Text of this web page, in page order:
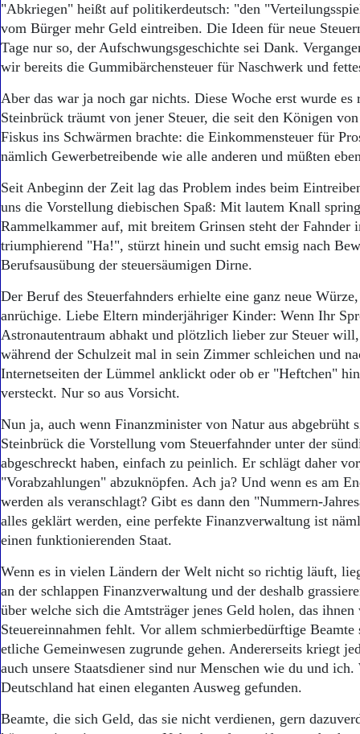
"Abkriegen" heißt auf politikerdeutsch: "den
vom Bürger mehr Geld eintreiben. Die Ideen für neue
Tage nur so, der Aufschwungsgeschichte sei Dank.
wir bereits die Gummibärchensteuer für Naschwerk und
Aber das war ja noch gar nichts. Diese Woche erst wurde
Steinbrück träumt von jener Steuer, die seit den Königen
Fiskus ins Schwärmen brachte: die Einkommensteuer für
nämlich Gewerbetreibende wie alle anderen und müßten
Seit Anbeginn der Zeit lag das Problem indes beim
uns die Vorstellung diebischen Spaß: Mit lautem Knall
Rammelkammer auf, mit breitem Grinsen steht der
triumphierend "Ha!", stürzt hinein und sucht emsig nach
Berufsausübung der steuersäumigen Dirne.
Der Beruf des Steuerfahnders erhielte eine ganz neue
anrüchige. Liebe Eltern minderjähriger Kinder: Wenn Ihr
Astronautentraum abhakt und plötzlich lieber zur Steuer
während der Schulzeit mal in sein Zimmer schleichen und
Internetseiten der Lümmel anklickt oder ob er "Heftchen"
versteckt. Nur so aus Vorsicht.
Nun ja, auch wenn Finanzminister von Natur aus abgebrüht
Steinbrück die Vorstellung vom Steuerfahnder unter der
abgeschreckt haben, einfach zu peinlich. Er schlägt daher
"Vorabzahlungen" abzuknöpfen. Ach ja? Und wenn es am
werden als veranschlagt? Gibt es dann den "Nummern-
alles geklärt werden, eine perfekte Finanzverwaltung ist
einen funktionierenden Staat.
Wenn es in vielen Ländern der Welt nicht so richtig läuft,
an der schlappen Finanzverwaltung und der deshalb
über welche sich die Amtsträger jenes Geld holen, das ihnen
Steuereinnahmen fehlt. Vor allem schmierbedürftige Beamte
etliche Gemeinwesen zugrunde gehen. Andererseits kriegt
auch unsere Staatsdiener sind nur Menschen wie du und ich.
Deutschland hat einen eleganten Ausweg gefunden.
Beamte, die sich Geld, das sie nicht verdienen, gern